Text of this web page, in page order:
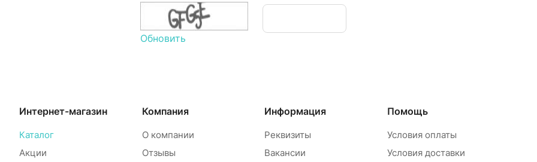
Обновить
Интернет-магазин
Каталог
Акции
Компания
О компании
Отзывы
Информация
Реквизиты
Вакансии
Помощь
Условия оплаты
Условия доставки